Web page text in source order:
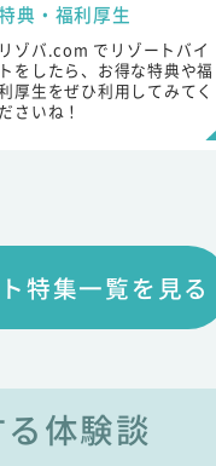
典・福利厚生
リゾバ.com でリゾートバイ
トをしたら、お得な特典や福
厚生をぜひ利用してみてく
ださいね！
特集一覧を見る
体験談